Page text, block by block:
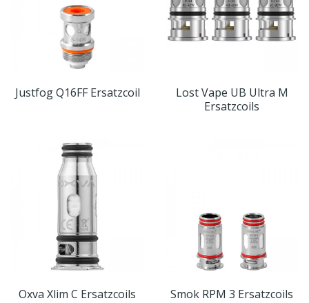
Justfog Q16FF Ersatzcoil
Lost Vape UB Ultra M
Ersatzcoils
Oxva Xlim C Ersatzcoils Smok RPM 3 Ersatzcoils